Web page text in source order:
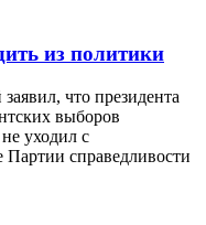
из политики
что президента
выборов
уходил с
Партии справедливости